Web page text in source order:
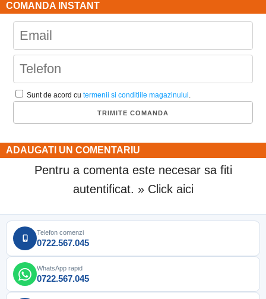
COMANDA INSTANT
Sunt de acord cutermenii si conditiile magazinului
ADAUGATI UN COMENTARIU
Pentru a comenta este necesar sa fiti
autentificat. » Click aici
Telefon comenzi
0722.567.045
WhatsApp rapid
0722.567.045